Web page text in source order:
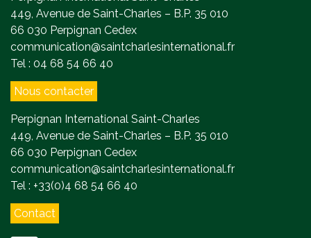
449, Avenue de Saint-Charles – B.P. 35 010
66 030 Perpignan Cedex
communication@saintcharlesinternational.fr
Tel : 04 68 54 66 40
Nous contacter
Perpignan International Saint-Charles
449, Avenue de Saint-Charles – B.P. 35 010
66 030 Perpignan Cedex
communication@saintcharlesinternational.fr
Tel : +33(0)4 68 54 66 40
Contact